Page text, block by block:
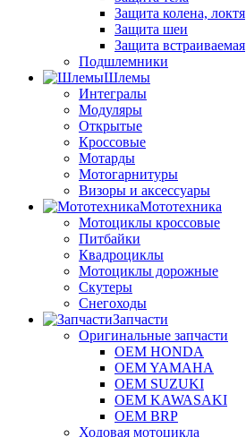
Защита колена, локтя
Защита шеи
Защита встраиваемая
Подшлемники
Шлемы
Интегралы
Модуляры
Открытые
Кроссовые
Мотарды
Мотогарнитуры
Визоры и аксессуары
Мототехника
Мотоциклы кроссовые
Питбайки
Квадроциклы
Мотоциклы дорожные
Скутеры
Снегоходы
Запчасти
Оригинальные запчасти
OEM HONDA
OEM YAMAHA
OEM SUZUKI
OEM KAWASAKI
OEM BRP
Ходовая мотоцикла